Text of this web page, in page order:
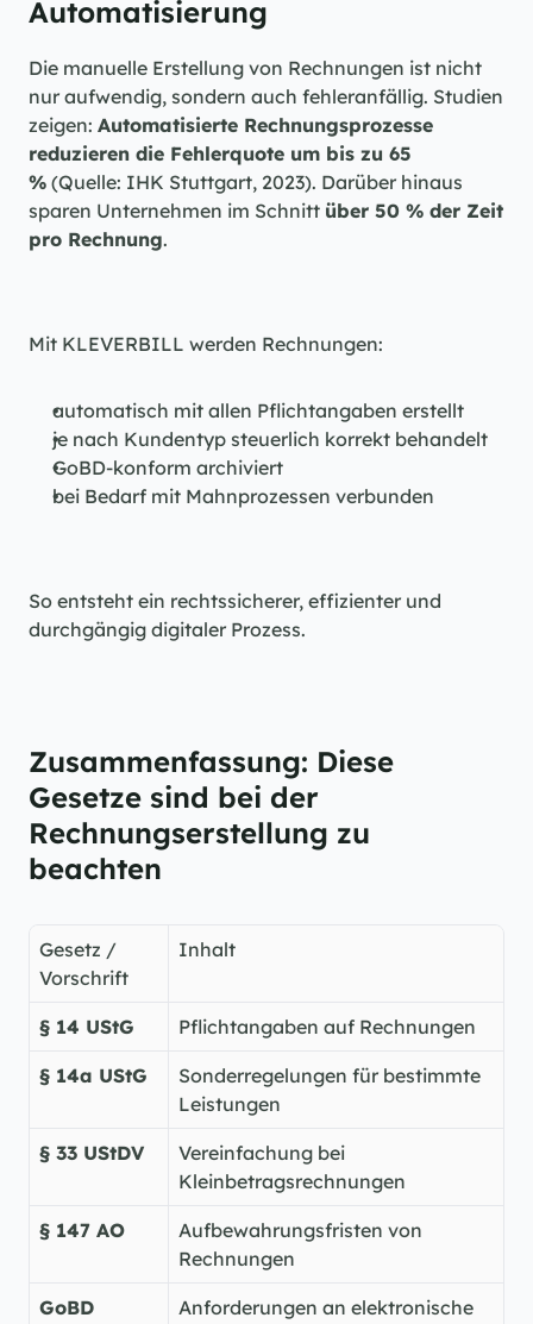
Automatisierung
Die manuelle Erstellung von Rechnungen ist nicht
nur aufwendig, sondern auch fehleranfällig. Studien
zeigen: Automatisierte Rechnungsprozesse
reduzieren die Fehlerquote um bis zu 65
% (Quelle: IHK Stuttgart, 2023). Darüber hinaus
sparen Unternehmen im Schnitt über 50 % der Zeit
pro Rechnung.
Mit KLEVERBILL werden Rechnungen:
automatisch mit allen Pflichtangaben erstellt
je nach Kundentyp steuerlich korrekt behandelt
GoBD-konform archiviert
bei Bedarf mit Mahnprozessen verbunden
So entsteht ein rechtssicherer, effizienter und
durchgängig digitaler Prozess.
Zusammenfassung: Diese
Gesetze sind bei der
Rechnungserstellung zu
beachten
Gesetz /
Vorschrift
Inhalt
§ 14 UStG Pflichtangaben auf Rechnungen
§ 14a UStG
Sonderregelungen für bestimmte
Leistungen
§ 33 UStDV
Vereinfachung bei
Kleinbetragsrechnungen
§ 147 AO
Aufbewahrungsfristen von
Rechnungen
GoBD Anforderungen an elektronische